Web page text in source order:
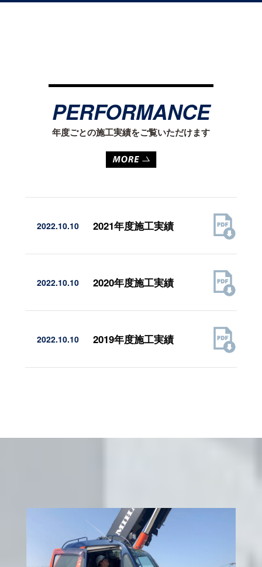
PERFORMANCE
年度ごとの施工実績をご覧いただけます
2022.10.10 2021年度施工実績
2022.10.10 2020年度施工実績
2022.10.10 2019年度施工実績